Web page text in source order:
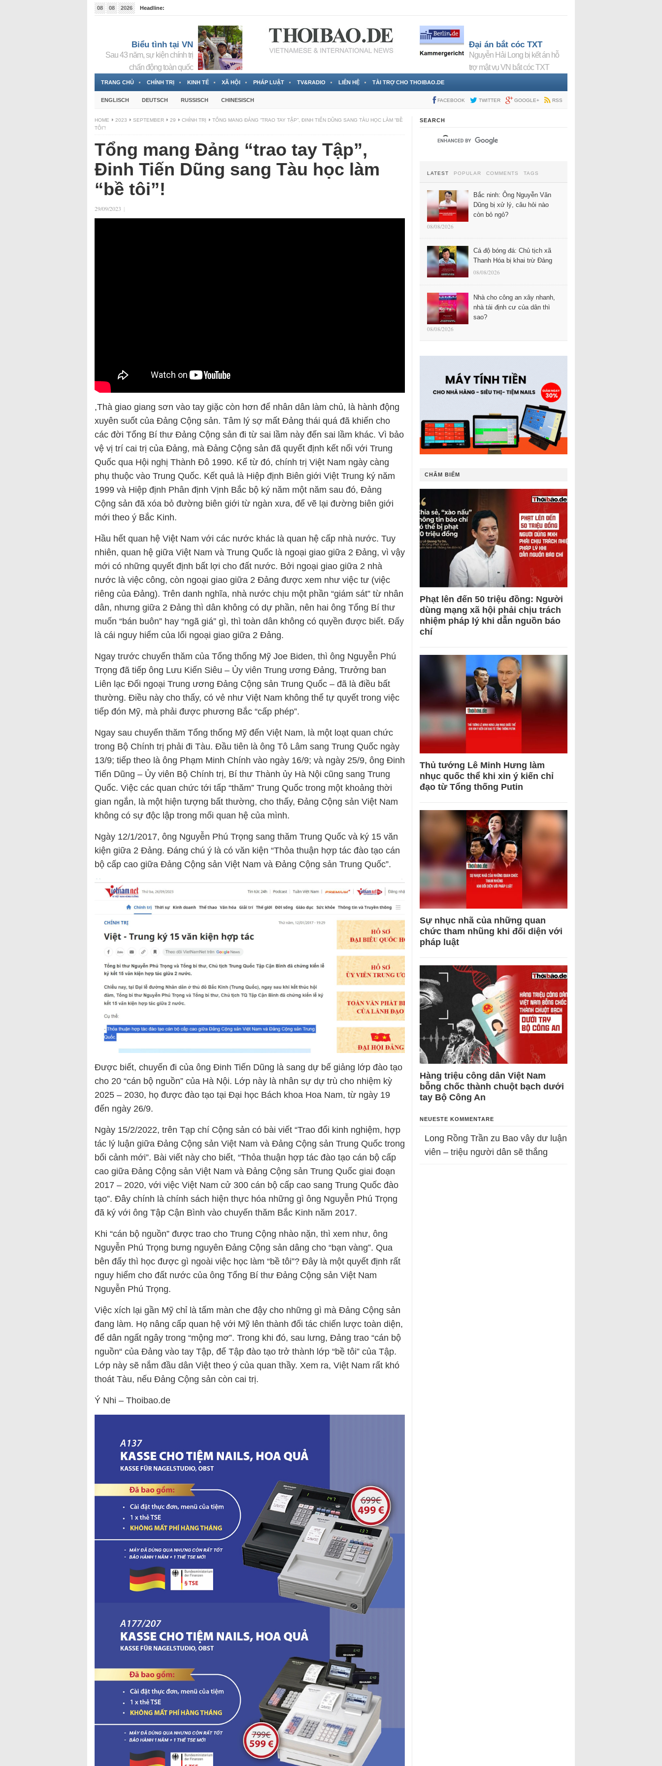
08 08 2026
Headline:
Biểu tình tại VN
Sau 43 năm, sự kiện chính trị
chấn động toàn quốc
Đại án bắt cóc TXT
Nguyễn Hải Long bị kết án hỗ
trợ mật vụ VN bắt cóc TXT
TRANG CHỦ CHÍNH TRỊ KINH TẾ XÃ HỘI PHÁP LUẬT TV&RADIO LIÊN HỆ TÀI TRỢ CHO THOIBAO.DE
ENGLISCH DEUTSCH RUSSISCH CHINESISCH FACEBOOK TWITTER GOOGLE+ RSS
HOME 2023 SEPTEMBER 29 CHÍNH TRỊ
TỔNG MANG ĐẢNG “TRAO TAY TẬP”, ĐINH TIẾN DŨNG SANG TÀU HỌC LÀM “BỀ
TÔI”!
Tổng mang Đảng “trao tay Tập”,
Đinh Tiến Dũng sang Tàu học làm
“bề tôi”!
29/09/2023 |
,Thà giao giang sơn vào tay giặc còn hơn để nhân dân làm chủ, là hành động
xuyên suốt của Đảng Cộng sản. Tâm lý sợ mất Đảng thái quá đã khiến cho
các đời Tổng Bí thư Đảng Cộng sản đi từ sai lầm này đến sai lầm khác. Vì bảo
vệ vị trí cai trị của Đảng, mà Đảng Cộng sản đã quyết định kết nối với Trung
Quốc qua Hội nghị Thành Đô 1990. Kể từ đó, chính trị Việt Nam ngày càng
phụ thuộc vào Trung Quốc. Kết quả là Hiệp định Biên giới Việt Trung ký năm
1999 và Hiệp định Phân định Vịnh Bắc bộ ký năm một năm sau đó, Đảng
Cộng sản đã xóa bỏ đường biên giới từ ngàn xưa, để vẽ lại đường biên giới
mới theo ý Bắc Kinh.
Hầu hết quan hệ Việt Nam với các nước khác là quan hệ cấp nhà nước. Tuy
nhiên, quan hệ giữa Việt Nam và Trung Quốc là ngoại giao giữa 2 Đảng, vì vậy
mới có những quyết định bất lợi cho đất nước. Bởi ngoại giao giữa 2 nhà
nước là việc công, còn ngoại giao giữa 2 Đảng được xem như việc tư (việc
riêng của Đảng). Trên danh nghĩa, nhà nước chịu một phần “giám sát” từ nhân
dân, nhưng giữa 2 Đảng thì dân không có dự phần, nên hai ông Tổng Bí thư
muốn “bán buôn” hay “ngã giá” gì, thì toàn dân không có quyền được biết. Đấy
là cái nguy hiểm của lối ngoại giao giữa 2 Đảng.
Ngay trước chuyến thăm của Tổng thống Mỹ Joe Biden, thì ông Nguyễn Phú
Trọng đã tiếp ông Lưu Kiến Siêu – Ủy viên Trung ương Đảng, Trưởng ban
Liên lạc Đối ngoại Trung ương Đảng Cộng sản Trung Quốc – đã là điều bất
thường. Điều này cho thấy, có vẻ như Việt Nam không thể tự quyết trong việc
tiếp đón Mỹ, mà phải được phương Bắc “cấp phép”.
Ngay sau chuyến thăm Tổng thống Mỹ đến Việt Nam, là một loạt quan chức
trong Bộ Chính trị phải đi Tàu. Đầu tiên là ông Tô Lâm sang Trung Quốc ngày
13/9; tiếp theo là ông Phạm Minh Chính vào ngày 16/9; và ngày 25/9, ông Đinh
Tiến Dũng – Ủy viên Bộ Chính trị, Bí thư Thành ủy Hà Nội cũng sang Trung
Quốc. Việc các quan chức tới tấp “thăm” Trung Quốc trong một khoảng thời
gian ngắn, là một hiện tượng bất thường, cho thấy, Đảng Cộng sản Việt Nam
không có sự độc lập trong mối quan hệ của mình.
Ngày 12/1/2017, ông Nguyễn Phú Trọng sang thăm Trung Quốc và ký 15 văn
kiện giữa 2 Đảng. Đáng chú ý là có văn kiện “Thỏa thuận hợp tác đào tạo cán
bộ cấp cao giữa Đảng Cộng sản Việt Nam và Đảng Cộng sản Trung Quốc”.
Được biết, chuyến đi của ông Đinh Tiến Dũng là sang dự bế giảng lớp đào tạo
cho 20 “cán bộ nguồn” của Hà Nội. Lớp này là nhân sự dự trù cho nhiệm kỳ
2025 – 2030, họ được đào tạo tại Đại học Bách khoa Hoa Nam, từ ngày 19
đến ngày 26/9.
Ngày 15/2/2022, trên Tạp chí Cộng sản có bài viết “Trao đổi kinh nghiệm, hợp
tác lý luận giữa Đảng Cộng sản Việt Nam và Đảng Cộng sản Trung Quốc trong
bối cảnh mới”. Bài viết này cho biết, “Thỏa thuận hợp tác đào tạo cán bộ cấp
cao giữa Đảng Cộng sản Việt Nam và Đảng Cộng sản Trung Quốc giai đoạn
2017 – 2020, với việc Việt Nam cử 300 cán bộ cấp cao sang Trung Quốc đào
tạo”. Đây chính là chính sách hiện thực hóa những gì ông Nguyễn Phú Trọng
đã ký với ông Tập Cận Bình vào chuyến thăm Bắc Kinh năm 2017.
Khi “cán bộ nguồn” được trao cho Trung Cộng nhào nặn, thì xem như, ông
Nguyễn Phú Trọng bưng nguyên Đảng Cộng sản dâng cho “bạn vàng”. Qua
bên đấy thì học được gì ngoài việc học làm “bề tôi”? Đây là một quyết định rất
nguy hiểm cho đất nước của ông Tổng Bí thư Đảng Cộng sản Việt Nam
Nguyễn Phú Trọng.
Việc xích lại gần Mỹ chỉ là tấm màn che đậy cho những gì mà Đảng Cộng sản
đang làm. Họ nâng cấp quan hệ với Mỹ lên thành đối tác chiến lược toàn diện,
để dân ngất ngây trong “mộng mơ”. Trong khi đó, sau lưng, Đảng trao “cán bộ
nguồn“ của Đảng vào tay Tập, để Tập đào tạo trở thành lớp “bề tôi” của Tập.
Lớp này sẽ nắm đầu dân Việt theo ý của quan thầy. Xem ra, Việt Nam rất khó
thoát Tàu, nếu Đảng Cộng sản còn cai trị.
Ý Nhi – Thoibao.de
SEARCH
LATEST POPULAR COMMENTS TAGS
Bắc ninh: Ông Nguyễn Văn
Dũng bị xử lý, câu hỏi nào
còn bỏ ngỏ?
08/08/2026
Cá độ bóng đá: Chủ tịch xã
Thanh Hóa bị khai trừ Đảng
08/08/2026
Nhà cho công an xây nhanh,
nhà tái định cư của dân thì
sao?
08/08/2026
CHÂM BIẾM
Phạt lên đến 50 triệu đồng: Người
dùng mạng xã hội phải chịu trách
nhiệm pháp lý khi dẫn nguồn báo
chí
Thủ tướng Lê Minh Hưng làm
nhục quốc thể khi xin ý kiến chỉ
đạo từ Tổng thống Putin
Sự nhục nhã của những quan
chức tham nhũng khi đối diện với
pháp luật
Hàng triệu công dân Việt Nam
bỗng chốc thành chuột bạch dưới
tay Bộ Công An
NEUESTE KOMMENTARE
Long Rồng Trần zu Bao vây dư luận
viên – triệu người dân sẽ thắng